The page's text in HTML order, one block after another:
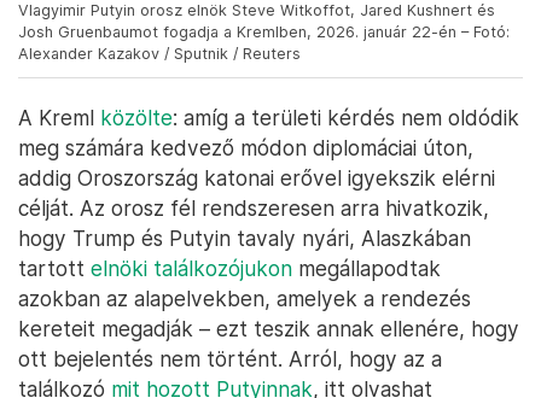
Vlagyimir Putyin orosz elnök Steve Witkoffot, Jared Kushnert és
Josh Gruenbaumot fogadja a Kremlben, 2026. január 22-én – Fotó:
Alexander Kazakov / Sputnik / Reuters
A Kreml közölte: amíg a területi kérdés nem oldódik
meg számára kedvező módon diplomáciai úton,
addig Oroszország katonai erővel igyekszik elérni
célját. Az orosz fél rendszeresen arra hivatkozik,
hogy Trump és Putyin tavaly nyári, Alaszkában
tartott elnöki találkozójukon megállapodtak
azokban az alapelvekben, amelyek a rendezés
kereteit megadják – ezt teszik annak ellenére, hogy
ott bejelentés nem történt. Arról, hogy az a
találkozó mit hozott Putyinnak, itt olvashat